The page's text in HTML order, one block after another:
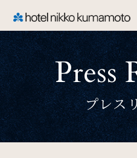
TOP
Welcome
Press
プレス